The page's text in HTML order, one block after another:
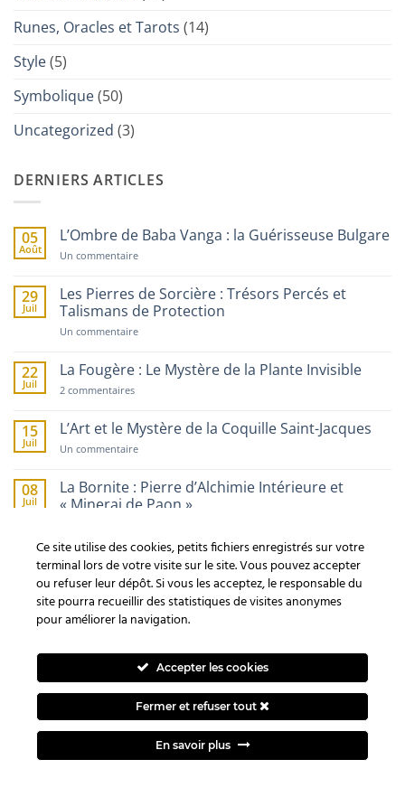
Runes, Oracles et Tarots (14)
Style(5)
Symbolique(50)
Uncategorized (3)
DERNIERS ARTICLES
05
Août
L’Ombre de Baba Vanga : la Guérisseuse Bulgare
Un commentairesur
Baba
Vanga
:
Guérisseuse
29
Juil
Les Pierres de Sorcière : Trésors Percés et
Talismans de Protection
Un commentairesur
de
Sorcière
et
Talismans
de
22
Juil
La Fougère : Le Mystère de la Plante Invisible
2 commentairessur
:
Le
Mystère
Plante
Invisible
15
Juil
L’Art et le Mystère de la Coquille Saint-Jacques
Un commentairesur
le
Mystère
de
Saint-
Jacques
08
Juil
La Bornite : Pierre d’Alchimie Intérieure et
« Minerai de Paon »
Bornite
:
Pierre
d’Alchimie
Intérieure
et
« Minerai
MOTS CLEFS
Animal bienfaits bijoux Celte
chakras
cristal création divination esprit
Fête
guérison
huile lithothérapie Lune magie
magique
païen pierre plantes
rituel rêves sel
Signification
Besoin d'un renseignement ?
Ce site utilise des cookies, petits fichiers enregistrés sur votre
terminal lors de votre visite sur le site. Vous pouvez accepter
ou refuser leur dépôt. Si vous les acceptez, le responsable du
site pourra recueillir des statistiques de visites anonymes
pour améliorer la navigation.
Accepter les cookies
Fermer et refuser tout
En savoir plus